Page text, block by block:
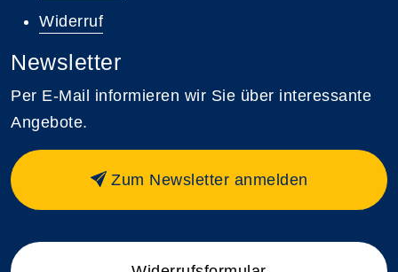
Widerruf
Newsletter
Per E-Mail informieren wir Sie über interessante
Angebote.
Zum Newsletter anmelden